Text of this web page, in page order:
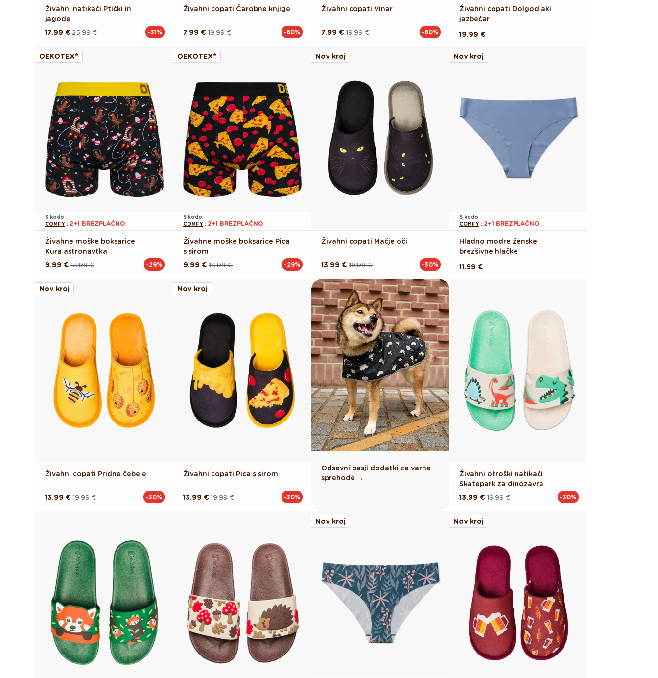
Živahni natikači Ptički in
jagode
Redna 25.99 €
Akcijska
17.99 € -31%
Živahni copati Čarobne knjige
Redna 19.99 €
Akcijska
7.99 € -60%
Živahni copati Vinar
Redna 19.99 €
Akcijska
7.99 € -60%
Živahni copati Dolgodlaki
jazbečar
Redna
19.99 €
OEKOTEX®
S kodo
COMFY : 2+1 BREZPLAČNO
Živahne moške boksarice
Kura astronavtka
Redna 13.99 €
Akcijska
9.99 € -29%
OEKOTEX®
S kodo
COMFY : 2+1 BREZPLAČNO
Živahne moške boksarice Pica
s sirom
Redna 13.99 €
Akcijska
9.99 € -29%
Nov kroj
Živahni copati Mačje oči
Redna 19.99 €
Akcijska
13.99 € -30%
Nov kroj
S kodo
COMFY : 2+1 BREZPLAČNO
Hladno modre ženske
brezšivne hlačke
Redna
11.99 €
Nov kroj
Živahni copati Pridne čebele
Redna 19.99 €
Akcijska
13.99 € -30%
Nov kroj
Živahni copati Pica s sirom
Redna 19.99 €
Akcijska
13.99 € -30%
Odsevni pasji dodatki za varne
sprehode →
Živahni otroški natikači
Skatepark za dinozavre
Redna 19.99 €
Akcijska
13.99 € -30%
Nov kroj Nov kroj